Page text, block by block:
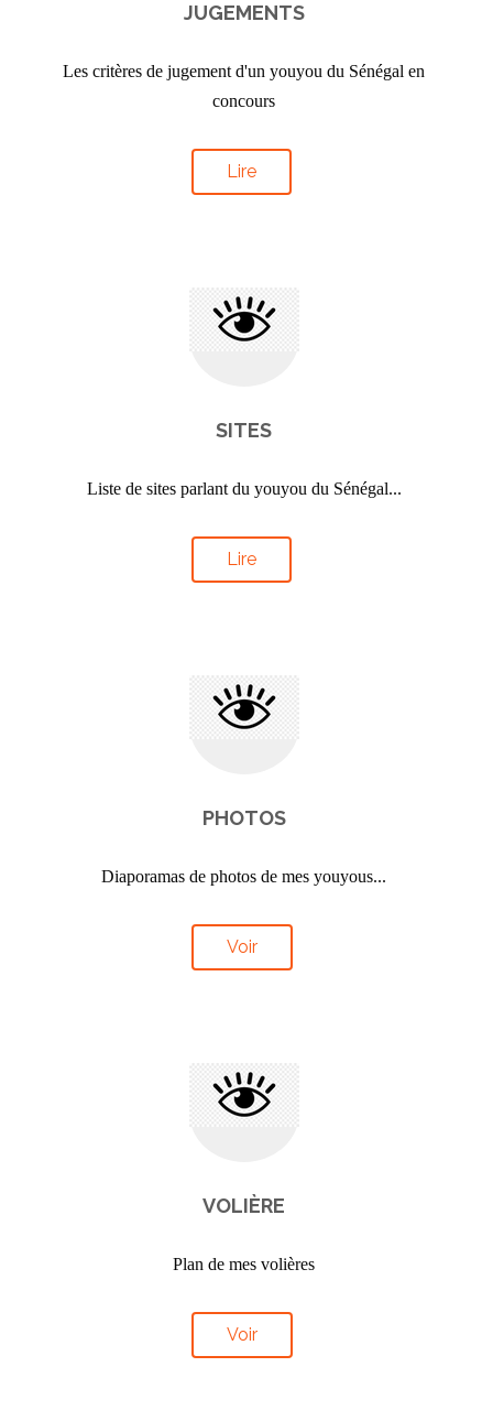
JUGEMENTS
Les critères de jugement d'un youyou du Sénégal en
concours
Lire
SITES
Liste de sites parlant du youyou du Sénégal...
Lire
PHOTOS
Diaporamas de photos de mes youyous...
Voir
VOLIÈRE
Plan de mes volières
Voir